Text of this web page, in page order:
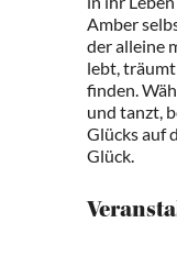
Amber
der alleine
lebt,
finden.
und tanzt,
Glücks auf
Glück.